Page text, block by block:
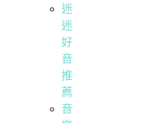
迷
迷
好
音
推
薦
音